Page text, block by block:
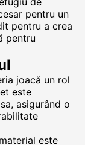
pentru un
pentru a crea
pentru
joacă un rol
este
asigurând o
este